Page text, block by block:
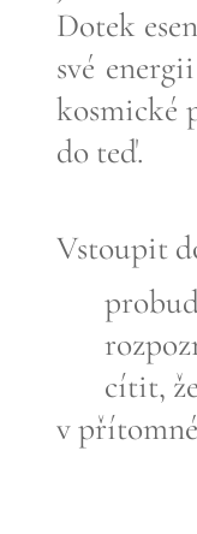
Dotek
své
kosmické
do teď.
Vstoupit
✨
✨
✨ cítit,
v